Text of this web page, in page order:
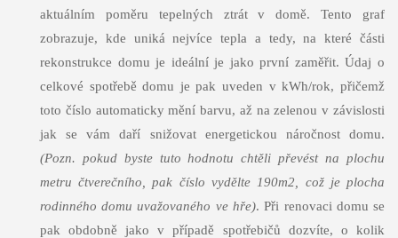
aktuálním poměru tepelných ztrát v domě. Tento graf
zobrazuje, kde uniká nejvíce tepla a tedy, na které části
rekonstrukce domu je ideální je jako první zaměřit. Údaj o
celkové spotřebě domu je pak uveden v kWh/rok, přičemž
toto číslo automaticky mění barvu, až na zelenou v závislosti
jak se vám daří snižovat energetickou náročnost domu.
(Pozn. pokud byste tuto hodnotu chtěli převést na plochu
metru čtverečního, pak číslo vydělte 190m2, což je plocha
rodinného domu uvažovaného ve hře). Při renovaci domu se
pak obdobně jako v případě spotřebičů dozvíte, o kolik